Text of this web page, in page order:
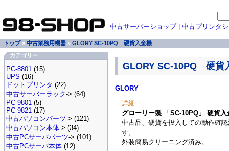
GLORY SC-10PQ 硬貨
GLORY
詳細
グローリー製 「SC-10PQ」 硬貨入
中古品、硬貨を投入しての動作確
す。
外装簡易クリーニング済み。
中古サーバーショップ| 中古プリンタ
トップ» 中古業務用機器 » GLORY SC-10PQ 硬貨入金機
カテゴリー
PC-8801 (15)
UPS (16)
ドットプリンタ (22)
中古サーバーラック-> (64)
PC-9801 (5)
PC-9821 (17)
中古パソコンパーツ-> (121)
中古パソコン本体-> (34)
中古PCサーバパーツ-> (101)
中古PCサーバ本体 (12)